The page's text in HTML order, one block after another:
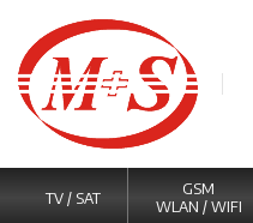
TV / SAT
GSM
WLAN / WIFI